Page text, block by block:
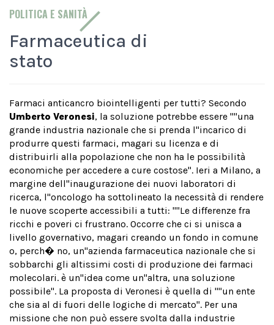
POLITICA E SANITÀ
Farmaceutica di
stato
Farmaci anticancro biointelligenti per tutti? Secondo
Umberto Veronesi, la soluzione potrebbe essere ''''una
grande industria nazionale che si prenda l''incarico di
produrre questi farmaci, magari su licenza e di
distribuirli alla popolazione che non ha le possibilità
economiche per accedere a cure costose". Ieri a Milano, a
margine dell''inaugurazione dei nuovi laboratori di
ricerca, l''oncologo ha sottolineato la necessità di rendere
le nuove scoperte accessibili a tutti: ''''Le differenze fra
ricchi e poveri ci frustrano. Occorre che ci si unisca a
livello governativo, magari creando un fondo in comune
o, perch� no, un''azienda farmaceutica nazionale che si
sobbarchi gli altissimi costi di produzione dei farmaci
molecolari. è un''idea come un''altra, una soluzione
possibile". La proposta di Veronesi è quella di ''''un ente
che sia al di fuori delle logiche di mercato". Per una
missione che non può essere svolta dalla industrie